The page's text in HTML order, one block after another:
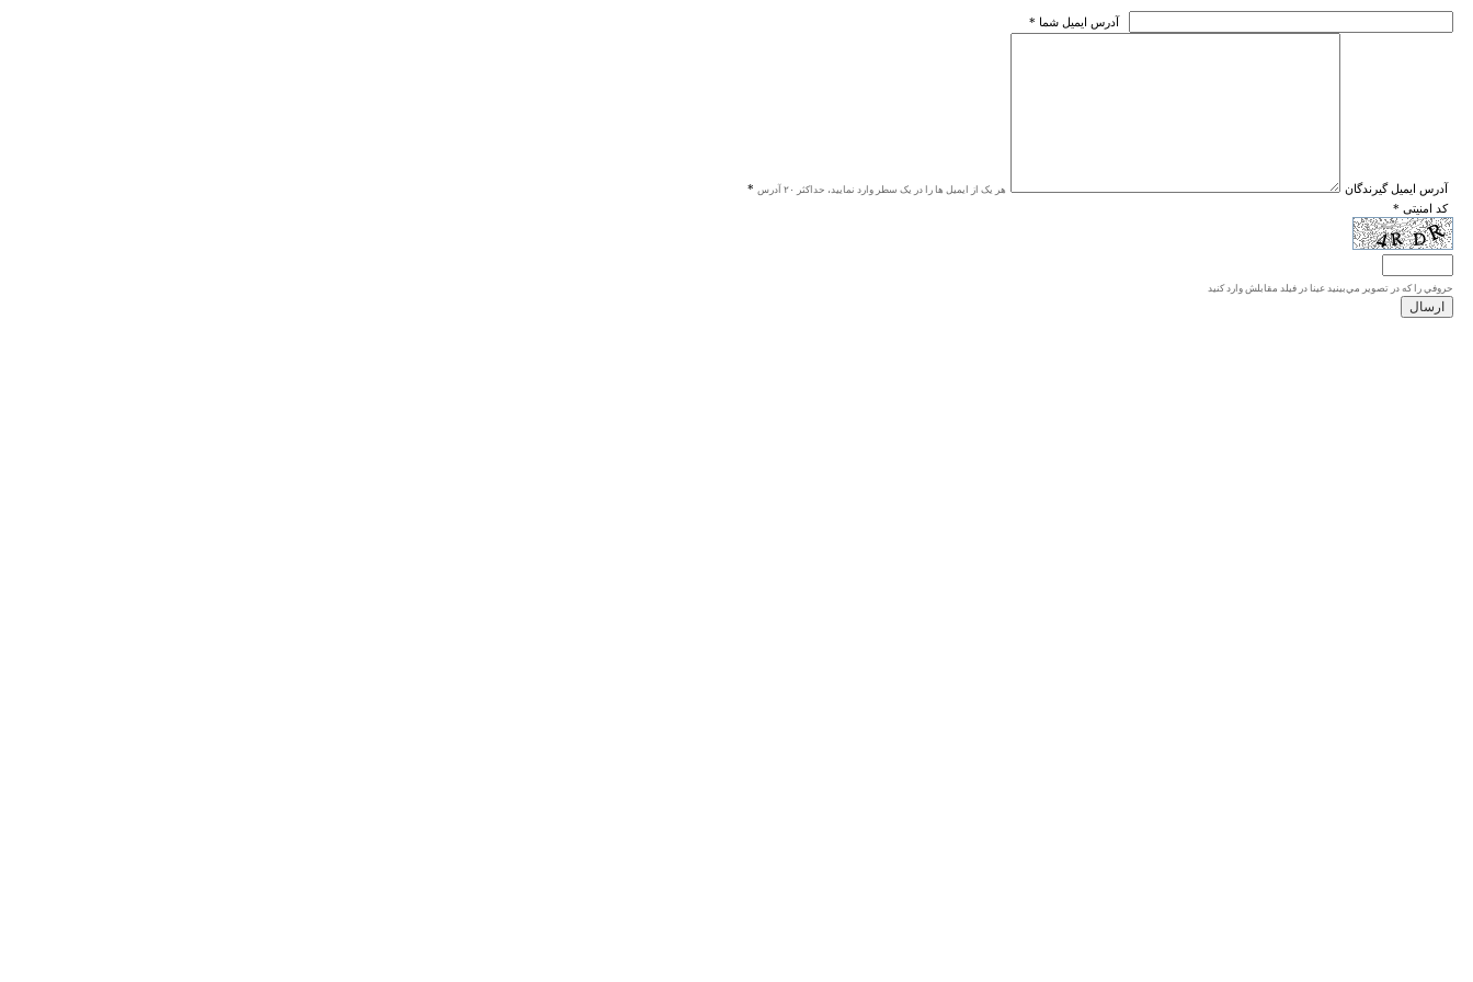
* آدرس ايميل شما
* آدرس ايميل گيرندگان هر یک از ایمیل ها را در یک سطر وارد نمایید، حداکثر ۲۰ آدرس
* کد امنیتی
حروفي را كه در تصوير مي‌بينيد عينا در فيلد مقابلش وارد كنيد